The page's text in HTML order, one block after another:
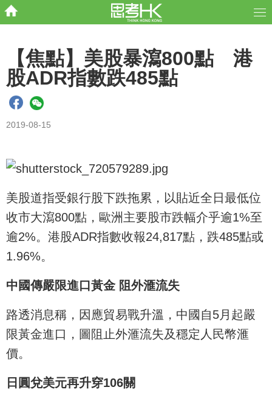
【焦點】美股暴瀉800點 港
股ADR指數跌485點
2019-08-15
美股道指受銀行股下跌拖累，以貼近全日最低位
收市大瀉800點，歐洲主要股市跌幅介乎逾1%至
逾2%。港股ADR指數收報24,817點，跌485點或
1.96%。
中國傳嚴限進口黃金 阻外滙流失
路透消息稱，因應貿易戰升溫，中國自5月起嚴
限黃金進口，圖阻止外滙流失及穩定人民幣滙
價。
日圓兌美元再升穿106關